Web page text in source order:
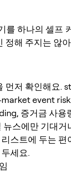
를 하나의 셀프
정해 주지는 않
먼저 확인해요.
event
증거금 사용
스에만 기대거
스트에 두는 편
세요.